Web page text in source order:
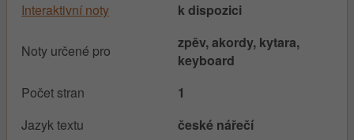
Interaktivní noty
k dispozici
Noty určené pro
zpěv, akordy, kytara,
keyboard
Počet stran
1
Jazyk textu
české nářečí